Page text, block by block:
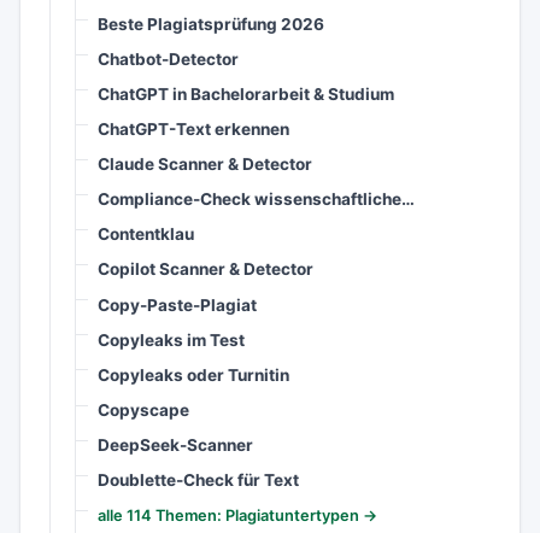
Beste Plagiatsprüfung 2026
Chatbot-Detector
ChatGPT in Bachelorarbeit & Studium
ChatGPT-Text erkennen
Claude Scanner & Detector
Compliance-Check wissenschaftliche…
Contentklau
Copilot Scanner & Detector
Copy-Paste-Plagiat
Copyleaks im Test
Copyleaks oder Turnitin
Copyscape
DeepSeek-Scanner
Doublette-Check für Text
alle 114 Themen: Plagiatuntertypen →